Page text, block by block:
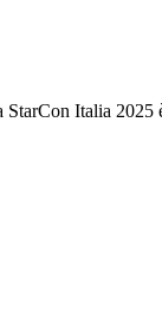
Italia 2025